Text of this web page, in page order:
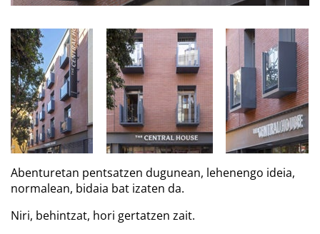
Abenturetan pentsatzen dugunean, lehenengo ideia,
normalean, bidaia bat izaten da.
Niri, behintzat, hori gertatzen zait.